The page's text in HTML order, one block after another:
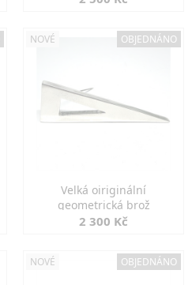
NOVÉ OBJEDNÁNO
Velká oiriginální
geometrická brož
2 300 Kč
NOVÉ OBJEDNÁNO